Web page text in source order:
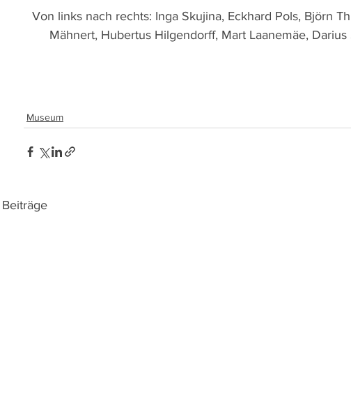
Von links nach rechts: Inga Skujina, Eckhard Pols, Björn
Mähnert, Hubertus Hilgendorff, Mart Laanemäe,
Museum